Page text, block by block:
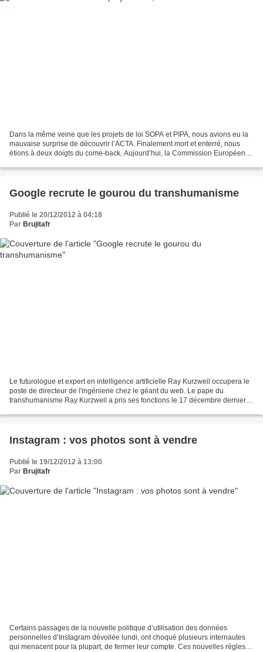
Dans la même veine que les projets de loi SOPA et PIPA, nous avions eu la
mauvaise surprise de découvrir l’ACTA. Finalement mort et enterré, nous
étions à deux doigts du come-back. Aujourd’hui, la Commission Européenne
Google recrute le gourou du transhumanisme
Publié le 20/12/2012 à 04:18
Par Brujitafr
Le futurologue et expert en intelligence artificielle Ray Kurzweil occupera le
poste de directeur de l'ingénierie chez le géant du web. Le pape du
transhumanisme Ray Kurzweil a pris ses fonctions le 17 décembre dernier.
Instagram : vos photos sont à vendre
Publié le 19/12/2012 à 13:00
Par Brujitafr
Certains passages de la nouvelle politique d’utilisation des données
personnelles d’Instagram dévoilée lundi, ont choqué plusieurs internautes
qui menacent pour la plupart, de fermer leur compte. Ces nouvelles règles